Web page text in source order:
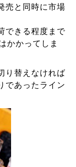
売と同時に市場
できる程度まで
かかってしま
り替えなければ
であったライン